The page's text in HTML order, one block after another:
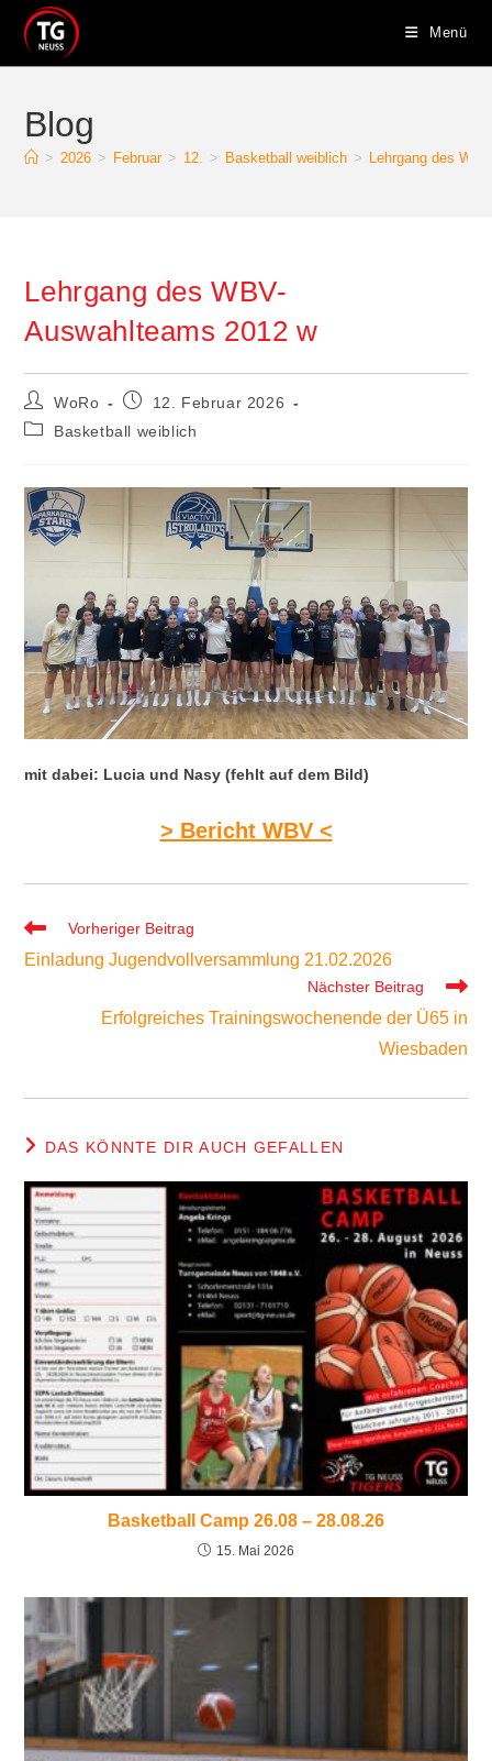
Inhalt
springen
Menü
Blog
> 2026 > Februar > 12. > Basketball weiblich > Lehrgang des
Lehrgang des WBV-
Auswahlteams 2012 w
Beitrags-
Autor:
WoRo
Beitrag12. Februar 2026
Beitrags-
Basketball weiblich
mit dabei: Lucia und Nasy (fehlt auf dem Bild)
> Bericht WBV <
Weitere
ansehen
Vorheriger Beitrag
Einladung Jugendvollversammlung 21.02.2026
Nächster Beitrag
Erfolgreiches Trainingswochenende der Ü65 in
Wiesbaden
DAS KÖNNTE DIR AUCH GEFALLEN
Basketball Camp 26.08 – 28.08.26
15. Mai 2026